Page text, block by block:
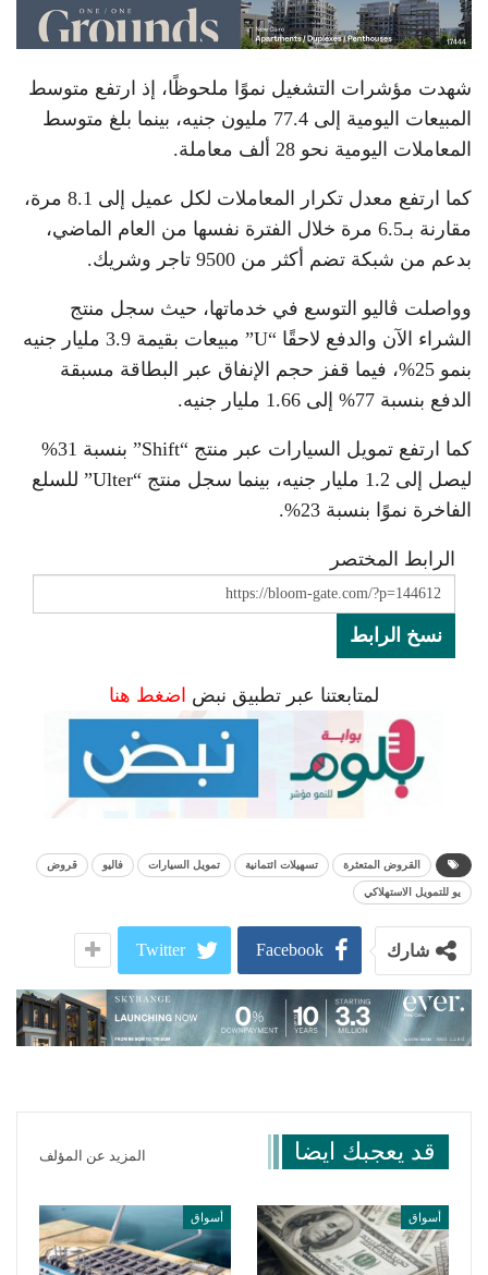
شهدت مؤشرات التشغيل نموًا ملحوظًا، إذ ارتفع متوسط
المبيعات اليومية إلى 77.4 مليون جنيه، بينما بلغ متوسط
المعاملات اليومية نحو 28 ألف معاملة.
كما ارتفع معدل تكرار المعاملات لكل عميل إلى 8.1 مرة،
مقارنة بـ6.5 مرة خلال الفترة نفسها من العام الماضي،
بدعم من شبكة تضم أكثر من 9500 تاجر وشريك.
وواصلت ڤاليو التوسع في خدماتها، حيث سجل منتج
الشراء الآن والدفع لاحقًا “U” مبيعات بقيمة 3.9 مليار جنيه
بنمو 25%، فيما قفز حجم الإنفاق عبر البطاقة مسبقة
الدفع بنسبة 77% إلى 1.66 مليار جنيه.
كما ارتفع تمويل السيارات عبر منتج “Shift” بنسبة 31%
ليصل إلى 1.2 مليار جنيه، بينما سجل منتج “Ulter” للسلع
الفاخرة نموًا بنسبة 23%.
الرابط المختصر
نسخ الرابط
لمتابعتنا عبر تطبيق نبض اضغط هنا
القروض المتعثرة تسهيلات ائتمانية تمويل السيارات فاليو قروض
يو للتمويل الاستهلاكي
شارك Facebook
Twitter
قد يعجبك ايضا المزيد عن المؤلف
أسواق أسواق